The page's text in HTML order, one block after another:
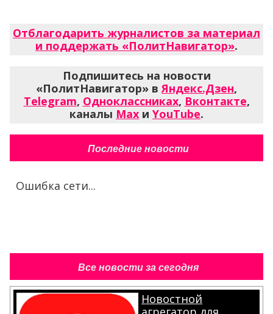
Отблагодарить журналистов за материал
и поддержать «ПолитНавигатор».
Подпишитесь на новости
«ПолитНавигатор» в Яндекс.Дзен,
Telegram, Одноклассниках, Вконтакте,
каналы Max и YouTube.
Последние новости
Ошибка сети...
Все новости за сегодня
Новостной